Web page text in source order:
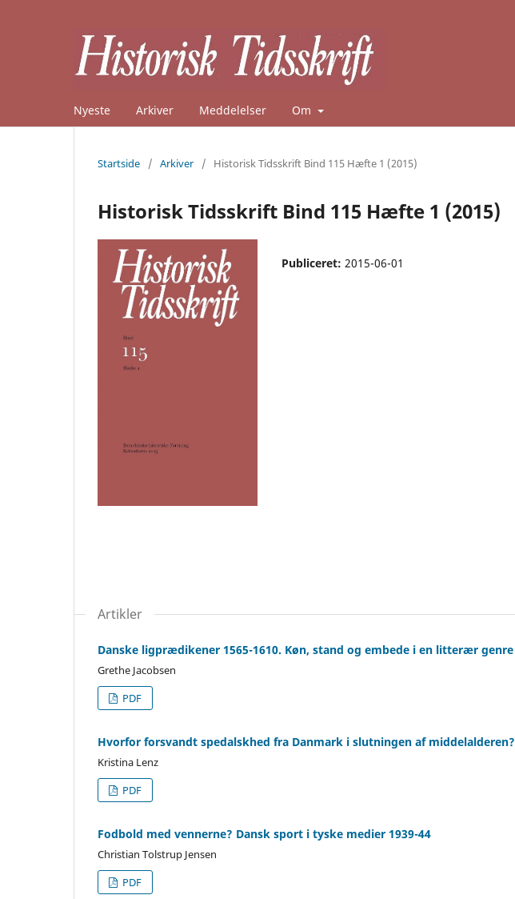
Nyeste Arkiver Meddelelser Om
Startside / Arkiver / Historisk Tidsskrift Bind 115 Hæfte 1 (2015)
Historisk Tidsskrift Bind 115 Hæfte 1 (2015)
Publiceret: 2015-06-01
Artikler
Danske ligprædikener 1565-1610. Køn, stand og embede i en litterær genre
Grethe Jacobsen
PDF
Hvorfor forsvandt spedalskhed fra Danmark i slutningen af middelalderen?
Kristina Lenz
PDF
Fodbold med vennerne? Dansk sport i tyske medier 1939-44
Christian Tolstrup Jensen
PDF